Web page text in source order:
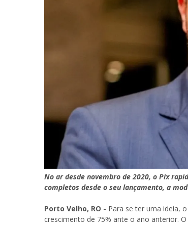
No ar desde novembro de 2020, o Pix
completos desde o seu lançamento, a
Porto Velho, RO - Para se ter uma ideia,
crescimento de 75% ante o ano anterior.